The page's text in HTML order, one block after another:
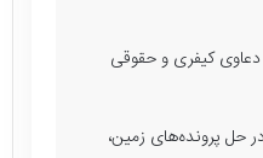
کیفری و حقوقی
حل پرونده‌های زمین،